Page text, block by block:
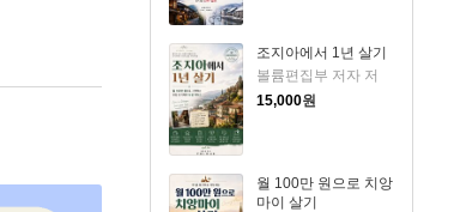
조지아에서 1년 살기
볼륨편집부 저자 저
15,000원
월 100만 원으로 치앙
마이 살기